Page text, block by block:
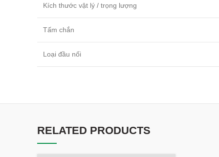
Kích thước vật lý / trọng lượng
Tấm chắn
Loại đầu nối
RELATED PRODUCTS